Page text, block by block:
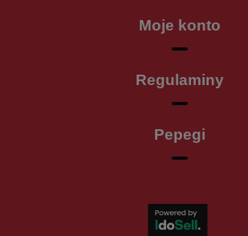
Moje konto
Regulaminy
Pepegi